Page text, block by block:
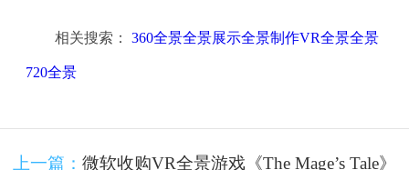
相关搜索： 360全景全景展示全景制作VR全景全景
720全景
上一篇： 微软收购VR全景游戏《The Mage’s Tale》